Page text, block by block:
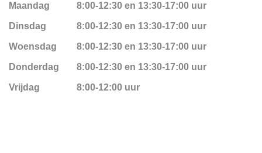
Maandag 8:00-12:30 en 13:30-17:00 uur
Dinsdag 8:00-12:30 en 13:30-17:00 uur
Woensdag 8:00-12:30 en 13:30-17:00 uur
Donderdag 8:00-12:30 en 13:30-17:00 uur
Vrijdag 8:00-12:00 uur